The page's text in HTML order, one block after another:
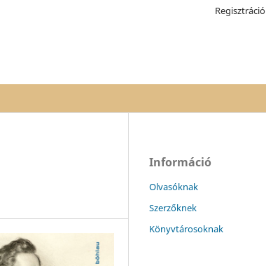
Regisztráció
Információ
Olvasóknak
Szerzőknek
Könyvtárosoknak